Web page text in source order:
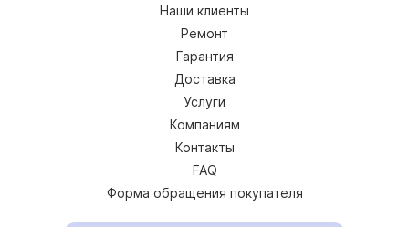
Наши клиенты
Ремонт
Гарантия
Доставка
Услуги
Компаниям
Контакты
FAQ
Форма обращения покупателя